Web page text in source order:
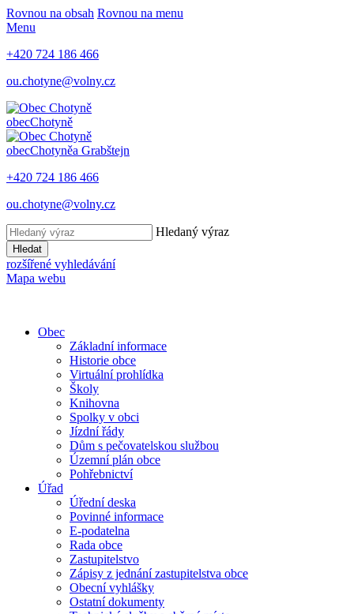
Rovnou na obsah Rovnou na menu
Menu
+420 724 186 466
ou.chotyne@volny.cz
obecChotyně
obecChotyněa Grabštejn
+420 724 186 466
ou.chotyne@volny.cz
Hledaný výraz
Hledat
rozšířené vyhledávání
Mapa webu
Obec
Základní informace
Historie obce
Virtuální prohlídka
Školy
Knihovna
Spolky v obci
Jízdní řády
Dům s pečovatelskou službou
Územní plán obce
Pohřebnictví
Úřad
Úřední deska
Povinné informace
E-podatelna
Rada obce
Zastupitelstvo
Zápisy z jednání zastupitelstva obce
Obecní vyhlášky
Ostatní dokumenty